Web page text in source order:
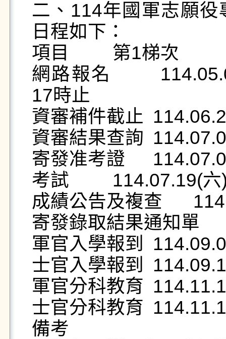
二、114年國軍志願
日程如下：
項目 	第1梯次
網路報名 	114.05.07(三) 08時起 114.06.04(三)
17時止
資審補件截止 	114.06.24(二)
資審結果查詢 	114.07.02(三)
寄發准考證 	114.07.09(三)
考試 	114.07.19(六)
成績公告及複查 	114.07.28(一)
寄發錄取結果通知單 	114.08.21(四)
軍官入學報到 	114.09.08(一)
士官入學報到 	114.09.11(四
軍官分科教育 	114.11.12(三)
士官分科教育 	114.11.12(三)
備考